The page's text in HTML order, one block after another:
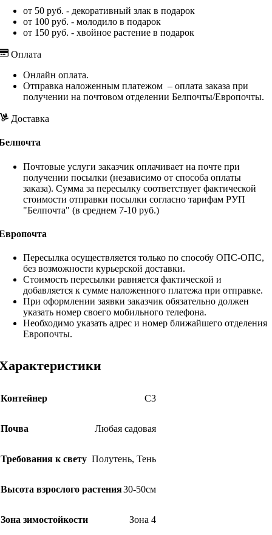
от 50 руб. - декоративный злак в подарок
от 100 руб. - молодило в подарок
от 150 руб. - хвойное растение в подарок
Оплата
Онлайн оплата.
Отправка наложенным платежом – оплата заказа при
получении на почтовом отделении Белпочты/Европочты.
Доставка
Почтовые услуги заказчик оплачивает на почте при
получении посылки (независимо от способа оплаты
заказа). Сумма за пересылку соответствует фактической
стоимости отправки посылки согласно тарифам РУП
"Белпочта" (в среднем 7-10 руб.)
Пересылка осуществляется только по способу ОПС-ОПС,
без возможности курьерской доставки.
Стоимость пересылки равняется фактической и
добавляется к сумме наложенного платежа при отправке.
При оформлении заявки заказчик обязательно должен
указать номер своего мобильного телефона.
Необходимо указать адрес и номер ближайшего отделения
Европочты.
Контейнер С3
Почва Любая садовая
Требования к свету Полутень, Тень
Высота взрослого растения30-50см
Зона зимостойкости Зона 4